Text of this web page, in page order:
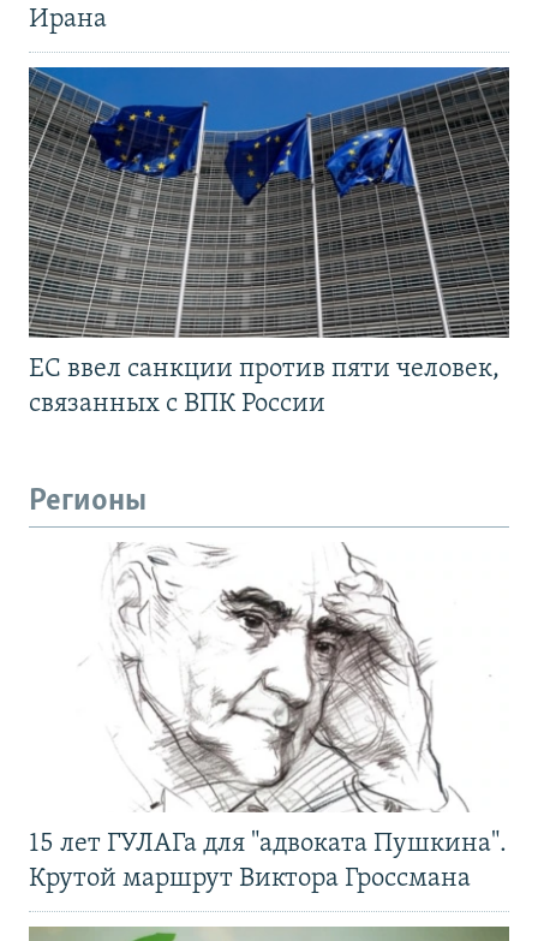
Ирана
ЕС ввел санкции против пяти человек,
связанных с ВПК России
Регионы
15 лет ГУЛАГа для "адвоката Пушкина".
Крутой маршрут Виктора Гроссмана